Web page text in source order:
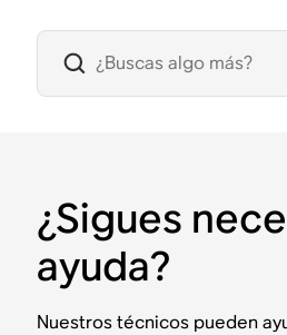
¿Sigues
ayuda?
Nuestros técnicos pueden